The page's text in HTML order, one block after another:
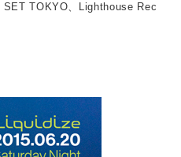
TOKYO、Lighthouse Rec